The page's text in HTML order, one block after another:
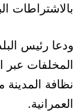
بالاشتراطات
ودعا رئيس
المخلفات
نظافة المدينة
العمرانية.